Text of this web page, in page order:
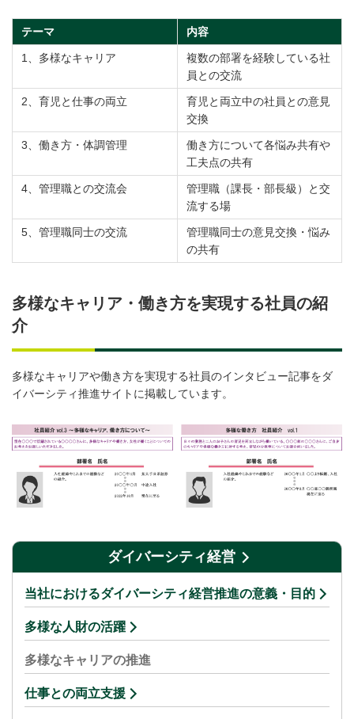
テーマ 内容
1、多様なキャリア
複数の部署を経験している社
員との交流
2、育児と仕事の両立
育児と両立中の社員との意見
交換
3、働き方・体調管理
働き方について各悩み共有や
工夫点の共有
4、管理職との交流会
管理職（課長・部長級）と交
流する場
5、管理職同士の交流
管理職同士の意見交換・悩み
の共有
多様なキャリア・働き方を実現する社員の紹
介
多様なキャリアや働き方を実現する社員のインタビュー記事をダ
イバーシティ推進サイトに掲載しています。
ダイバーシティ経営
当社におけるダイバーシティ経営推進の意義・目的
多様な人財の活躍
多様なキャリアの推進
仕事との両立支援